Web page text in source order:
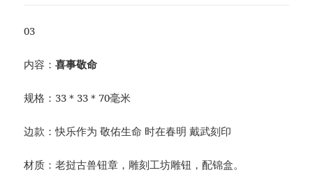
03
内容：喜事敬命
规格：33＊33＊70毫米
边款：快乐作为 敬佑生命 时在春明 戴武刻印
材质：老挝古兽钮章，雕刻工坊雕钮，配锦盒。